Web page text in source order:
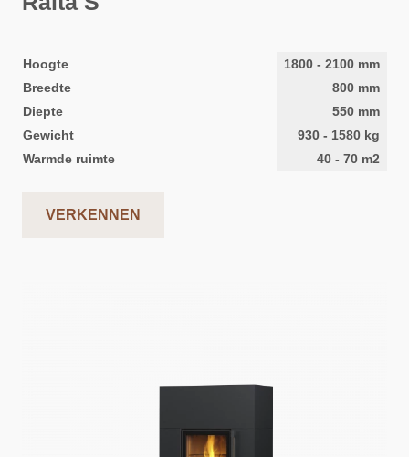
Hoogte 1800 - 2100 mm
Breedte
800 mm
Diepte
550 mm
Gewicht
930 - 1580 kg
Warmde ruimte
40 - 70 m2
VERKENNEN